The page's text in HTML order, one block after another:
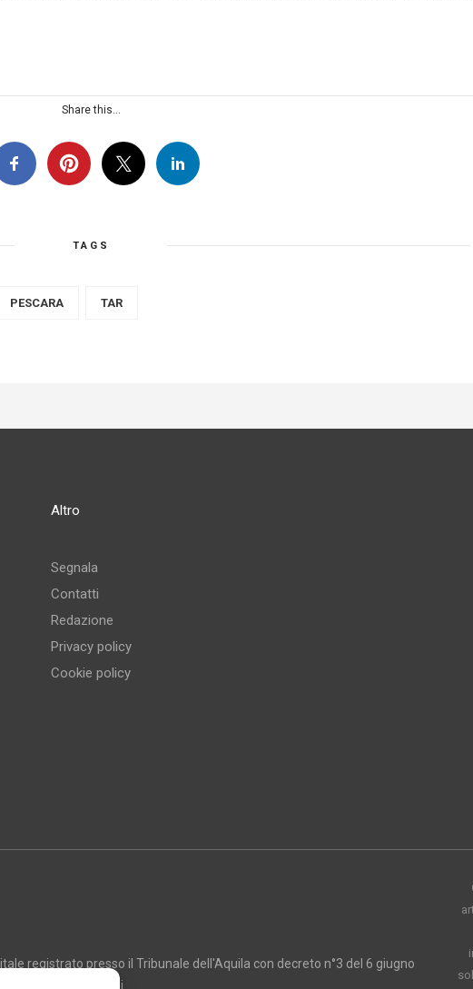
Share this...
TAGS
PESCARA TAR
Altro
Segnala
Contatti
Redazione
Privacy policy
Cookie policy
registrato presso il Tribunale dell'Aquila con decreto n°3 del 6 giugno
Marco Giancarli